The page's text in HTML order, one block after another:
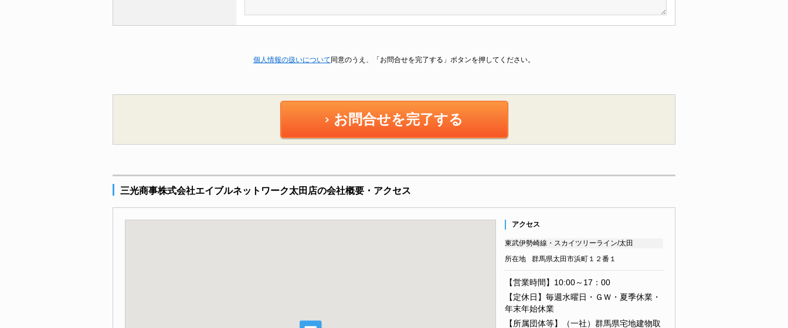
個人情報の扱いについて 同意のうえ、「お問合せを完了する」ボタンを押してください。
お問合せを完了する
三光商事株式会社エイブルネットワーク太田店の会社概要・アクセス
アクセス
東武伊勢崎線・スカイツリーライン/太田
所在地 群馬県太田市浜町１２番１
【営業時間】10:00～17：00
【定休日】毎週水曜日・ＧＷ・夏季休業・
年末年始休業
【所属団体等】（一社）群馬県宅地建物取